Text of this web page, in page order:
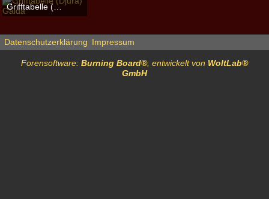
Grifftabelle (Djura) Gaida
Schelmenkopf-17. April 2023
Datenschutzerklärung Impressum
Forensoftware: Burning Board®, entwickelt von WoltLab®
GmbH